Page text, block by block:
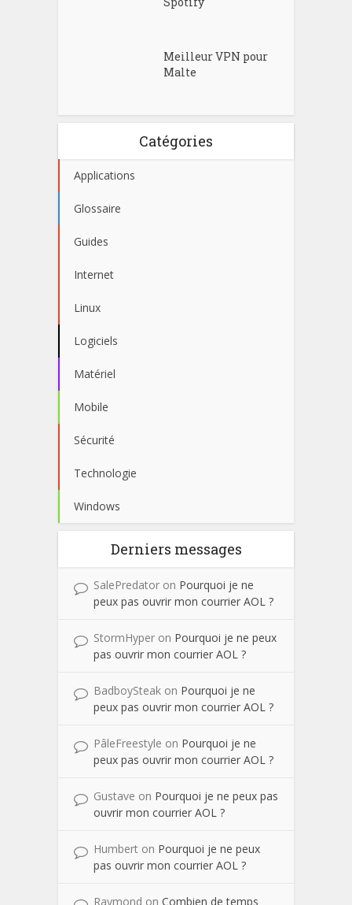
Meilleur VPN pour
Malte
Catégories
Applications
Glossaire
Guides
Internet
Linux
Logiciels
Matériel
Mobile
Sécurité
Technologie
Windows
Derniers messages
SalePredator on Pourquoi je ne
peux pas ouvrir mon courrier AOL ?
StormHyper on Pourquoi je ne peux
pas ouvrir mon courrier AOL ?
BadboySteak on Pourquoi je ne
peux pas ouvrir mon courrier AOL ?
PâleFreestyle on Pourquoi je ne
peux pas ouvrir mon courrier AOL ?
Gustave on Pourquoi je ne peux pas
ouvrir mon courrier AOL ?
Humbert on Pourquoi je ne peux
pas ouvrir mon courrier AOL ?
Raymond on Combien de temps